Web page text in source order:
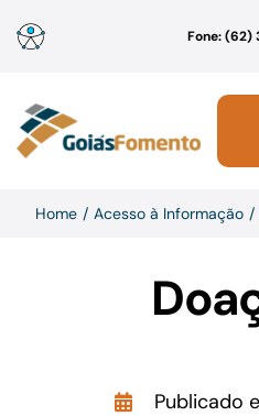
para
conteúdo
Fone: (62)
Institucional
Linhas de Crédito
Home Acesso à Informação
Publicado